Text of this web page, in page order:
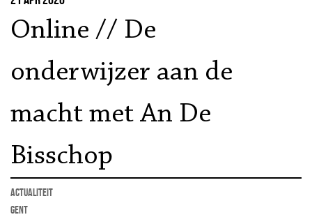
Aktief
Online // De
onderwijzer aan de
macht met An De
Bisschop
actualiteit
Gent